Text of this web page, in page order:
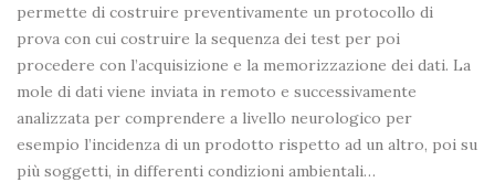
permette di costruire preventivamente un protocollo di
prova con cui costruire la sequenza dei test per poi
procedere con l’acquisizione e la memorizzazione dei dati. La
mole di dati viene inviata in remoto e successivamente
analizzata per comprendere a livello neurologico per
esempio l’incidenza di un prodotto rispetto ad un altro, poi su
più soggetti, in differenti condizioni ambientali…